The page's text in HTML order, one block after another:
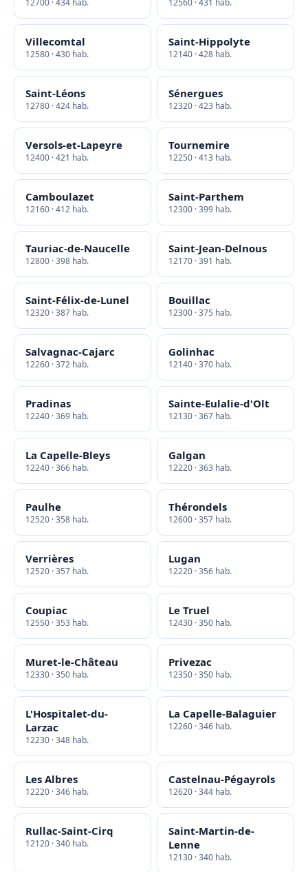
12700 · 434 hab. 12560 · 431 hab.
Villecomtal
12580 · 430 hab.
Saint-Hippolyte
12140 · 428 hab.
Saint-Léons
12780 · 424 hab.
Sénergues
12320 · 423 hab.
Versols-et-Lapeyre
12400 · 421 hab.
Tournemire
12250 · 413 hab.
Camboulazet
12160 · 412 hab.
Saint-Parthem
12300 · 399 hab.
Tauriac-de-Naucelle
12800 · 398 hab.
Saint-Jean-Delnous
12170 · 391 hab.
Saint-Félix-de-Lunel
12320 · 387 hab.
Bouillac
12300 · 375 hab.
Salvagnac-Cajarc
12260 · 372 hab.
Golinhac
12140 · 370 hab.
Pradinas
12240 · 369 hab.
Sainte-Eulalie-d'Olt
12130 · 367 hab.
La Capelle-Bleys
12240 · 366 hab.
Galgan
12220 · 363 hab.
Paulhe
12520 · 358 hab.
Thérondels
12600 · 357 hab.
Verrières
12520 · 357 hab.
Lugan
12220 · 356 hab.
Coupiac
12550 · 353 hab.
Le Truel
12430 · 350 hab.
Muret-le-Château
12330 · 350 hab.
Privezac
12350 · 350 hab.
L'Hospitalet-du-
Larzac
12230 · 348 hab.
La Capelle-Balaguier
12260 · 346 hab.
Les Albres
12220 · 346 hab.
Castelnau-Pégayrols
12620 · 344 hab.
Rullac-Saint-Cirq
12120 · 340 hab.
Saint-Martin-de-
Lenne
12130 · 340 hab.